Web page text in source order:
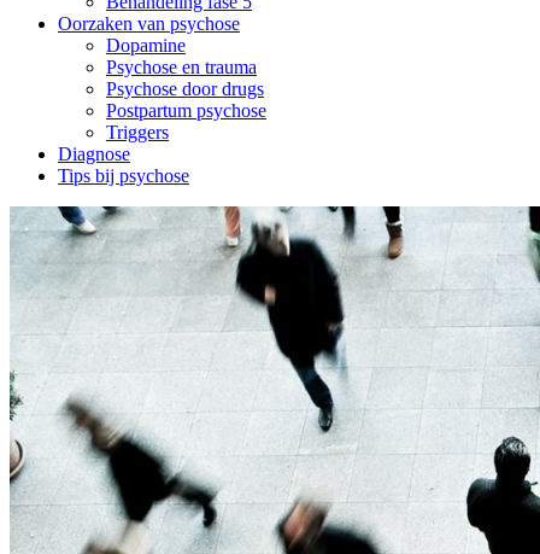
Oorzaken van psychose
Dopamine
Psychose en trauma
Psychose door drugs
Postpartum psychose
Triggers
Diagnose
Tips bij psychose